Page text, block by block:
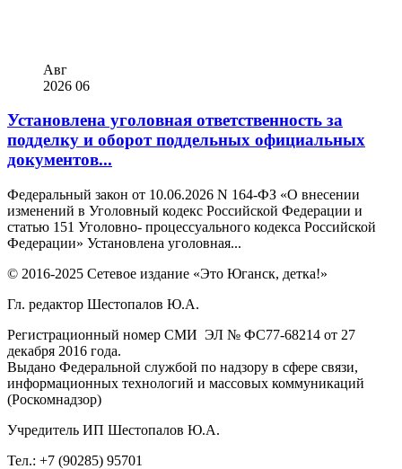
Авг
2026 06
Установлена уголовная ответственность за
подделку и оборот поддельных официальных
документов...
Федеральный закон от 10.06.2026 N 164-ФЗ «О внесении
изменений в Уголовный кодекс Российской Федерации и
статью 151 Уголовно- процессуального кодекса Российской
Федерации» Установлена уголовная...
© 2016-2025 Сетевое издание «Это Юганск, детка!»
Гл. редактор Шестопалов Ю.А.
Регистрационный номер СМИ ЭЛ № ФС77-68214 от 27
декабря 2016 года.
Выдано Федеральной службой по надзору в сфере связи,
информационных технологий и массовых коммуникаций
(Роскомнадзор)
Учредитель ИП Шестопалов Ю.А.
Тел.: +7 (90285) 95701